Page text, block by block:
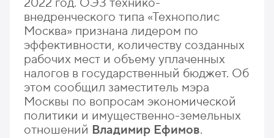
внедренческого типа «Технополис
Москва» признана лидером по
эффективности, количеству созданных
рабочих мест и объему уплаченных
налогов в государственный бюджет. Об
этом сообщил заместитель мэра
Москвы по вопросам экономической
политики и имущественно-земельных
отношений Владимир Ефимов.